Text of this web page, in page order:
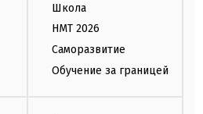
Школа
НМТ 2026
Саморазвитие
Обучение за границей